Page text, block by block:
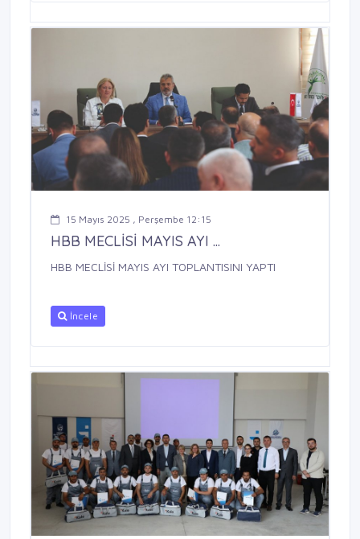
15 Mayıs 2025 , Perşembe 12:15
HBB MECLİSİ MAYIS AYI ...
HBB MECLİSİ MAYIS AYI TOPLANTISINI YAPTI
İncele